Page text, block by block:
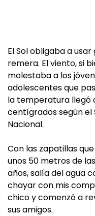
El Sol obligaba a
remera. El viento, si
molestaba a los
adolescentes que
la temperatura llegó
centígrados según
Nacional.
Con las zapatillas
unos 50 metros de
años, salía del agua
chayar con mis
chico y comenzó a
sus amigos.